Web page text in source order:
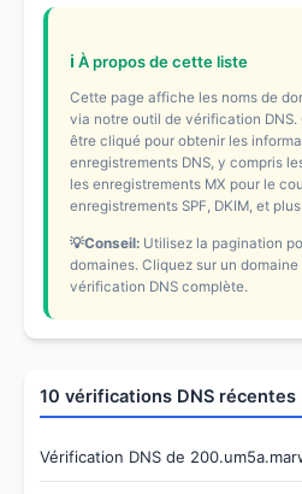
ℹ️ À propos de cette liste
Cette page affiche les noms de
via notre outil de vérification
être cliqué pour obtenir les
enregistrements DNS, y compris
les enregistrements MX pour le
enregistrements SPF, DKIM, et
💡Conseil:Utilisez la pagination
domaines. Cliquez sur un
vérification DNS complète.
10 vérifications DNS récentes
Vérification DNS de